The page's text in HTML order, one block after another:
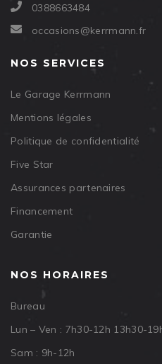
0388663484
occasions@kerrmann.fr
NOS SERVICES
Le Garage Kerrmann
Mentions légales
Politique de confidentialité
Five Star
Assurances partenaires
Financement
Garantie
NOS HORAIRES
Bureau
Lun – Ven : 7h30-12h 13h30-
Sam : 9h-12h